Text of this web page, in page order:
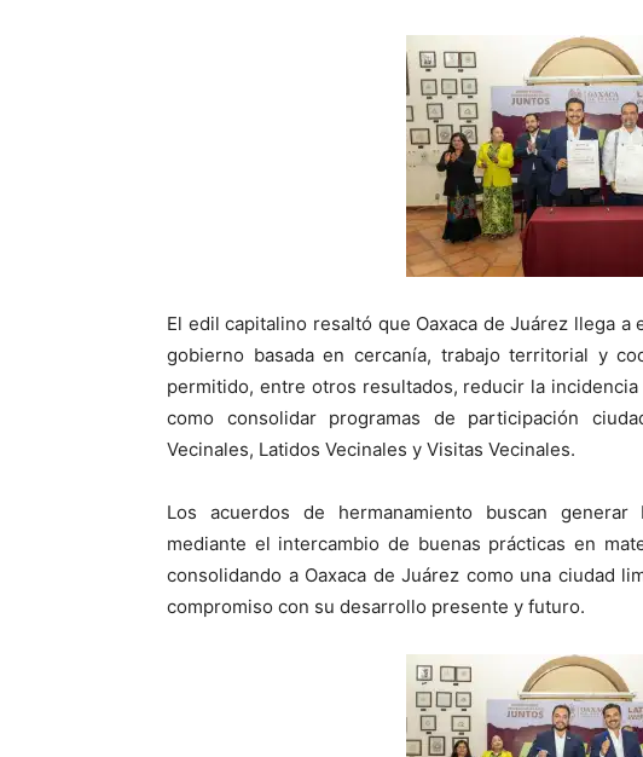
El edil capitalino resaltó que Oaxaca de Juárez llega
gobierno basada en cercanía, trabajo territorial y
permitido, entre otros resultados, reducir la
como consolidar programas de participación
Vecinales, Latidos Vecinales y Visitas Vecinales.
Los acuerdos de hermanamiento buscan
mediante el intercambio de buenas prácticas en
consolidando a Oaxaca de Juárez como una ciudad
compromiso con su desarrollo presente y futuro.